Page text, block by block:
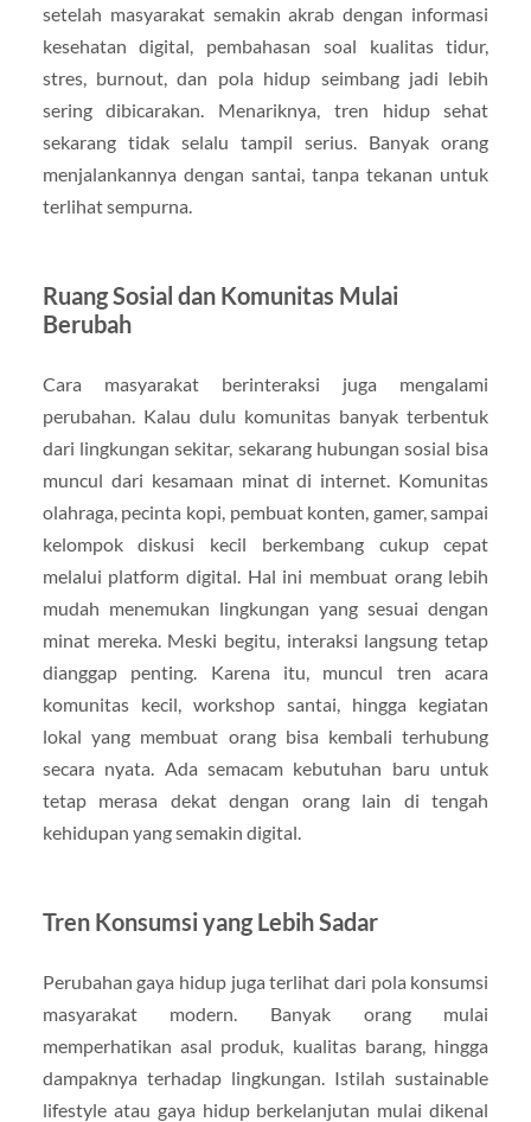
setelah masyarakat semakin akrab dengan informasi
kesehatan digital, pembahasan soal kualitas tidur,
stres, burnout, dan pola hidup seimbang jadi lebih
sering dibicarakan. Menariknya, tren hidup sehat
sekarang tidak selalu tampil serius. Banyak orang
menjalankannya dengan santai, tanpa tekanan untuk
terlihat sempurna.
Ruang Sosial dan Komunitas Mulai
Berubah
Cara masyarakat berinteraksi juga mengalami
perubahan. Kalau dulu komunitas banyak terbentuk
dari lingkungan sekitar, sekarang hubungan sosial bisa
muncul dari kesamaan minat di internet. Komunitas
olahraga, pecinta kopi, pembuat konten, gamer, sampai
kelompok diskusi kecil berkembang cukup cepat
melalui platform digital. Hal ini membuat orang lebih
mudah menemukan lingkungan yang sesuai dengan
minat mereka. Meski begitu, interaksi langsung tetap
dianggap penting. Karena itu, muncul tren acara
komunitas kecil, workshop santai, hingga kegiatan
lokal yang membuat orang bisa kembali terhubung
secara nyata. Ada semacam kebutuhan baru untuk
tetap merasa dekat dengan orang lain di tengah
kehidupan yang semakin digital.
Tren Konsumsi yang Lebih Sadar
Perubahan gaya hidup juga terlihat dari pola konsumsi
masyarakat modern. Banyak orang mulai
memperhatikan asal produk, kualitas barang, hingga
dampaknya terhadap lingkungan. Istilah sustainable
lifestyle atau gaya hidup berkelanjutan mulai dikenal